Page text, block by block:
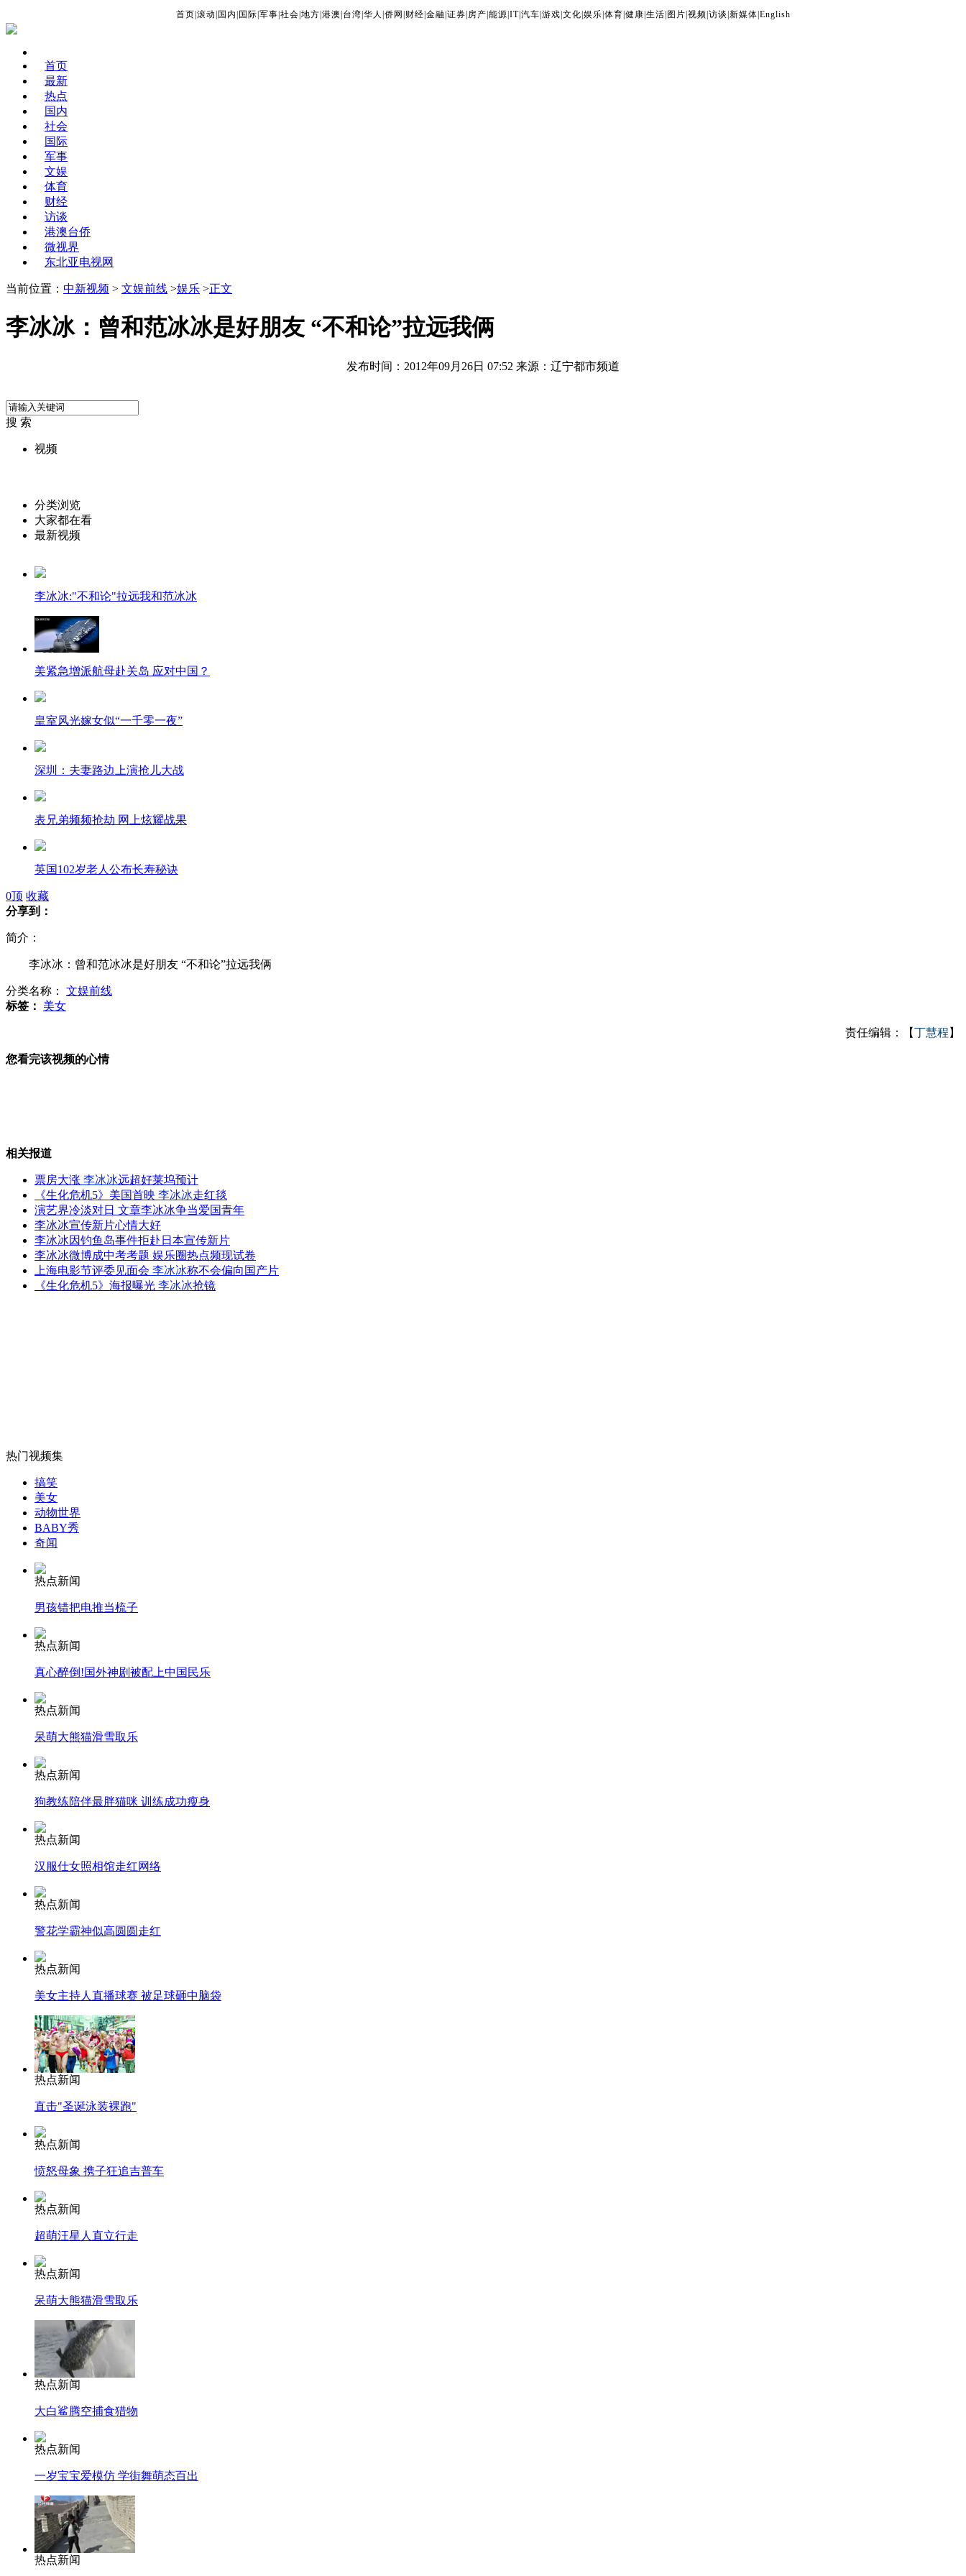
首页 滚动 国内 国际 军事 社会 地方 港澳 台湾 华人 侨网 财经 金融 证券 房产 能源 IT| 汽车 游戏 文化 娱乐 体育 健康 生活 图片 视频 访谈 新媒体 English
首页
最新
热点
国内
社会
国际
军事
文娱
体育
财经
访谈
港澳台侨
微视界
东北亚电视网
当前位置： 中新视频 > 文娱前线 >娱乐 >正文
李冰冰：曾和范冰冰是好朋友 “不和论”拉远我俩
发布时间：2012年09月26日 07:52 来源：辽宁都市频道
搜 索
视频
分类浏览
大家都在看
最新视频
李冰冰:"不和论"拉远我和范冰冰
美紧急增派航母赴关岛 应对中国？
皇室风光嫁女似“一千零一夜”
深圳：夫妻路边上演抢儿大战
表兄弟频频抢劫 网上炫耀战果
英国102岁老人公布长寿秘诀
北京全年“最堵周” 拥堵创纪录
女子当街被打劫 狂追劫匪被刺死
女孩北京地铁殴打老人 痛下狠手拳打脚踢
无痛分娩是否安全 医生回应
走！跟着总书记去植树
消防员救轻生者
纽约上演“枕头大战”
司机酒驾遇交警 急速倒车逃窜
0顶 收藏
分享到：
简介：
李冰冰：曾和范冰冰是好朋友 “不和论”拉远我俩
分类名称： 文娱前线
标签：
美女
责任编辑：【丁慧程 】
您看完该视频的心情
相关报道
票房大涨 李冰冰远超好莱坞预计
《生化危机5》美国首映 李冰冰走红毯
演艺界冷淡对日 文章李冰冰争当爱国青年
李冰冰宣传新片心情大好
李冰冰因钓鱼岛事件拒赴日本宣传新片
李冰冰微博成中考考题 娱乐圈热点频现试卷
上海电影节评委见面会 李冰冰称不会偏向国产片
《生化危机5》海报曝光 李冰冰抢镜
热门视频集
搞笑
美女
动物世界
BABY秀
奇闻
热点新闻
男孩错把电推当梳子
热点新闻
真心醉倒!国外神剧被配上中国民乐
热点新闻
呆萌大熊猫滑雪取乐
热点新闻
狗教练陪伴最胖猫咪 训练成功瘦身
热点新闻
汉服仕女照相馆走红网络
热点新闻
警花学霸神似高圆圆走红
热点新闻
美女主持人直播球赛 被足球砸中脑袋
热点新闻
直击"圣诞泳装裸跑"
热点新闻
愤怒母象 携子狂追吉普车
热点新闻
超萌汪星人直立行走
热点新闻
呆萌大熊猫滑雪取乐
热点新闻
大白鲨腾空捕食猎物
热点新闻
一岁宝宝爱模仿 学街舞萌态百出
热点新闻